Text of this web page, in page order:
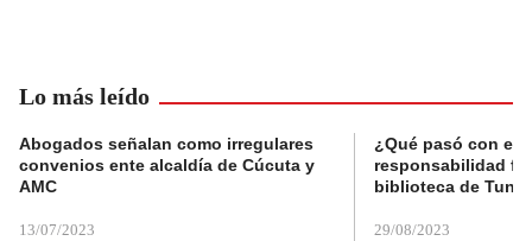
Lo más leído
Abogados señalan como irregulares
convenios ente alcaldía de Cúcuta y
AMC
13/07/2023
¿Qué pasó con el
responsabilidad
biblioteca de
29/08/2023